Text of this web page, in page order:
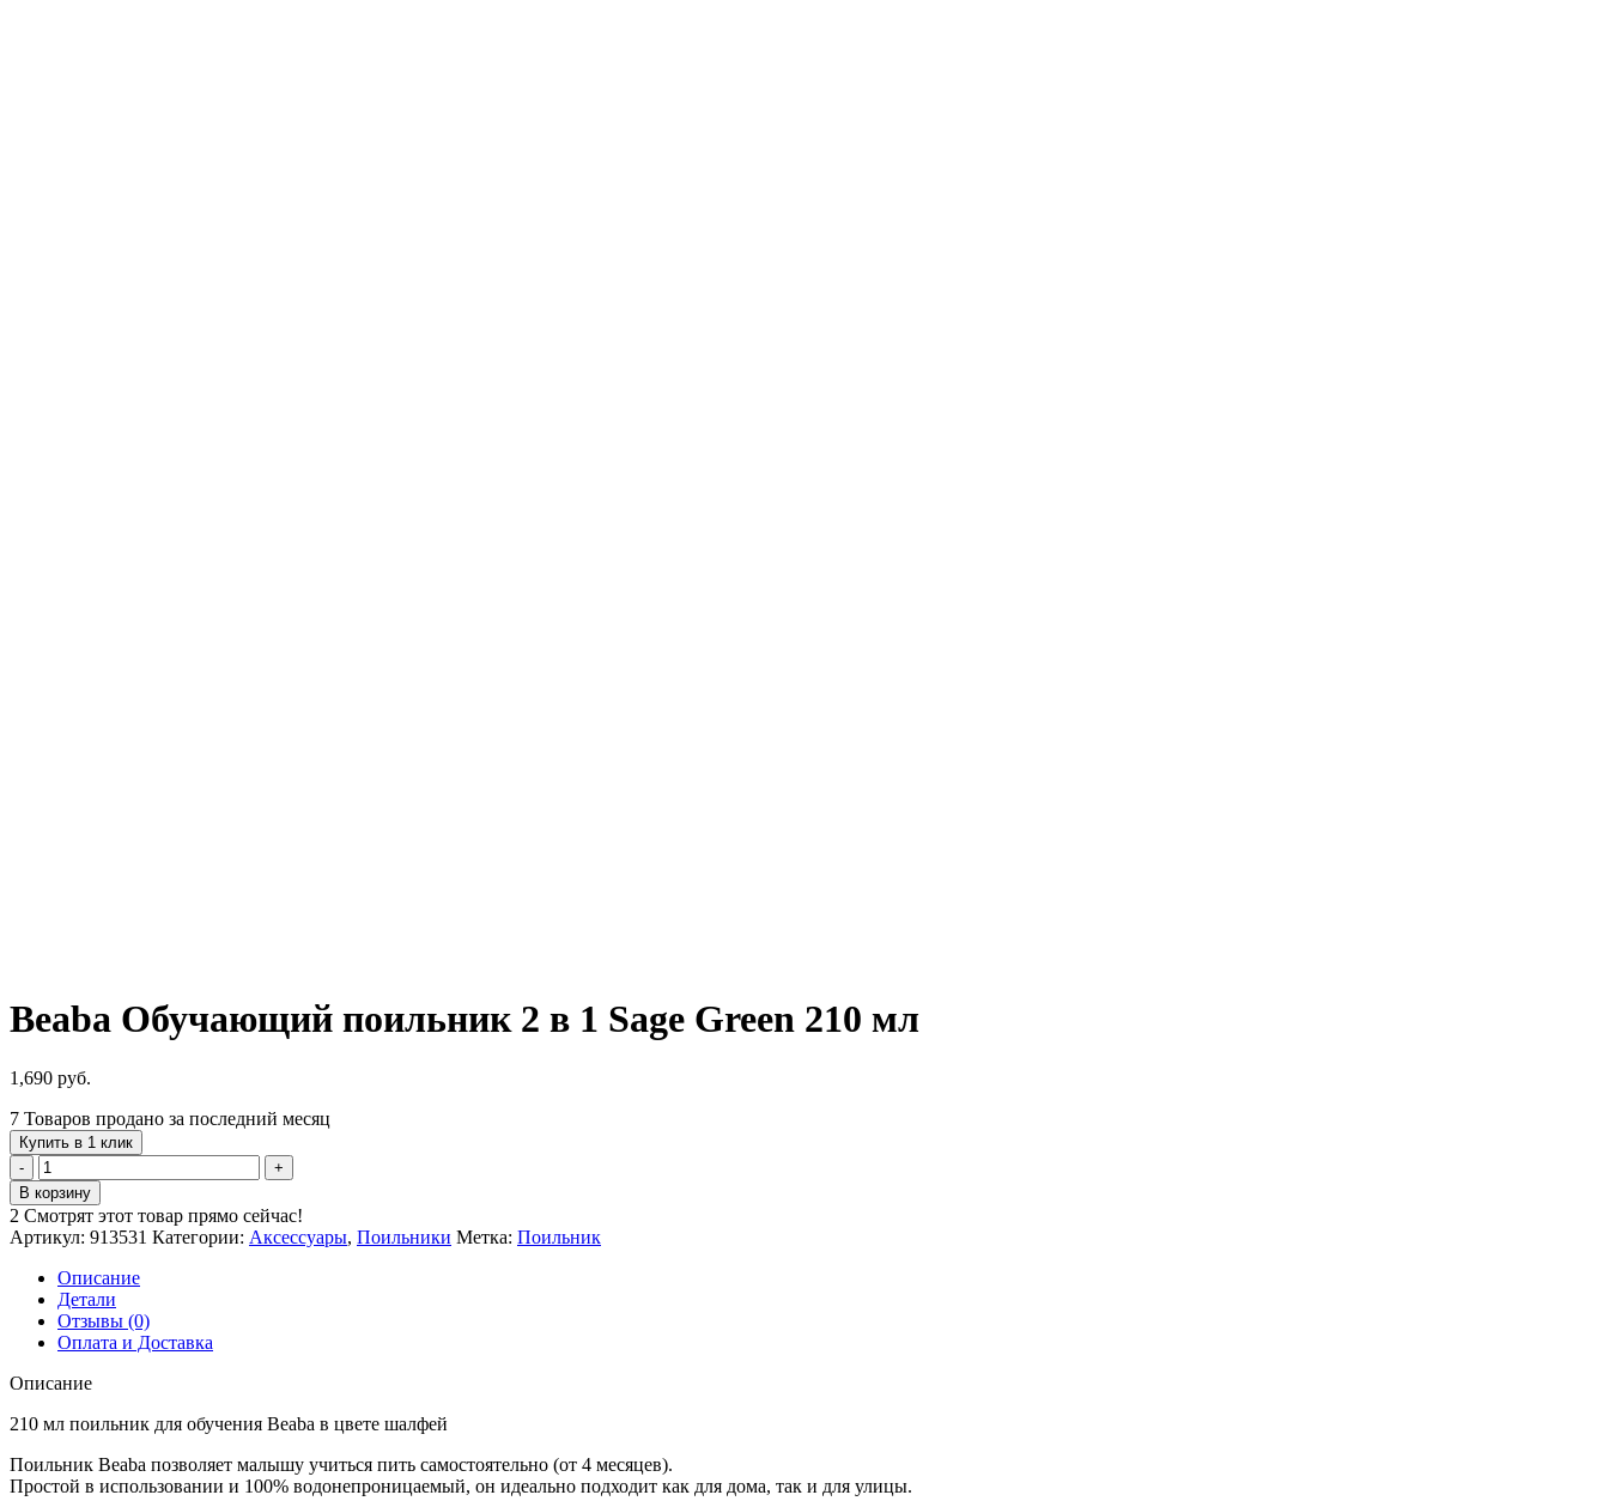
Beaba Обучающий поильник 2 в 1 Sage Green 210 мл
1,690 руб.
7 Товаров продано за последний месяц
Купить в 1 клик
Количество
товара
Beaba
Обучающий
поильник
2
в
1
Sage
Green
210
В корзину
2 Смотрят этот товар прямо сейчас!
Артикул: 913531 Категории: Аксессуары, Поильники Метка: Поильник
Описание
Детали
Отзывы (0)
Оплата и Доставка
Описание
210 мл поильник для обучения Beaba в цвете шалфей
Поильник Beaba позволяет малышу учиться пить самостоятельно (от 4 месяцев).
Простой в использовании и 100% водонепроницаемый, он идеально подходит как для дома, так и для улицы.